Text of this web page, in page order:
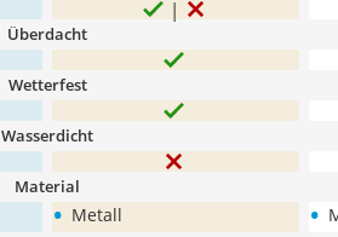
Überdacht
Wetterfest
Wasserdicht
Material
• Metall •